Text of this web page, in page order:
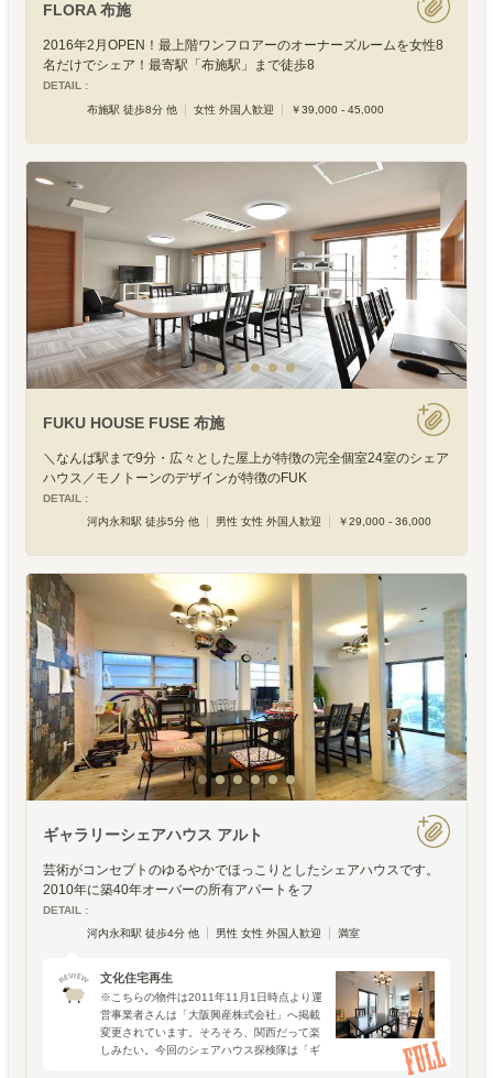
FLORA 布施
2016年2月OPEN！最上階ワンフロアーのオーナーズルームを女性8
名だけでシェア！最寄駅「布施駅」まで徒歩8
DETAIL :
布施駅 徒歩8分 他
女性 外国人歓迎 ￥39,000 - 45,000
FUKU HOUSE FUSE 布施
＼なんば駅まで9分・広々とした屋上が特徴の完全個室24室のシェア
ハウス／モノトーンのデザインが特徴のFUK
DETAIL :
河内永和駅 徒歩5分 他
男性 女性 外国人歓迎 ￥29,000 - 36,000
ギャラリーシェアハウス アルト
芸術がコンセプトのゆるやかでほっこりとしたシェアハウスです。
2010年に築40年オーバーの所有アパートをフ
DETAIL :
河内永和駅 徒歩4分 他
男性 女性 外国人歓迎 満室
文化住宅再生
※こちらの物件は2011年11月1日時点より運
営事業者さんは「大阪興産株式会社」へ掲載
変更されています。そろそろ、関西だって楽
しみたい。今回のシェアハウス探検隊は「ギ